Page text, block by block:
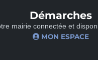
Démarches
mairie connectée et
MON ESPACE